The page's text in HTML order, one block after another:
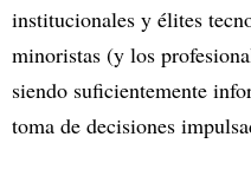
institucionales y élites
minoristas (y los
siendo suficientemente
toma de decisiones